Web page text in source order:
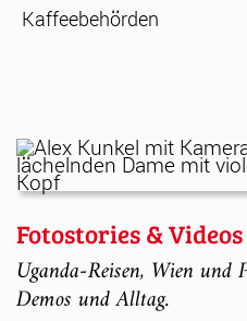
Kaffeebehörden
Fotostories & Videos
Uganda-Reisen, Wien und
Demos und Alltag.